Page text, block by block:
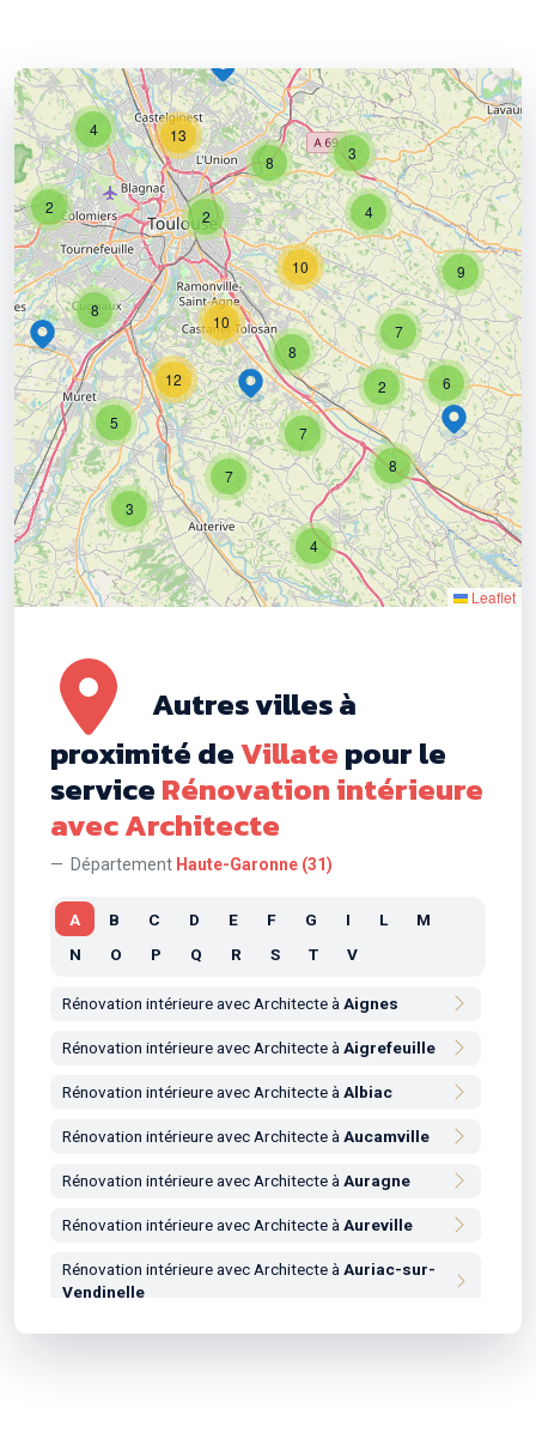
5
3
8
4
7
7
3
2
8
2
8
8
10
12
10
2
4 13
4
6
7
9
Leaflet
Autres villes à
proximité deVillatepour le
serviceRénovation intérieure
avec Architecte
Département Haute-Garonne (31)
A B C D E F G I L
M
N
O P Q R S T V
Rénovation intérieure avec Architecte à Aignes
Rénovation intérieure avec Architecte à Aigrefeuille
Rénovation intérieure avec Architecte à Albiac
Rénovation intérieure avec Architecte à Aucamville
Rénovation intérieure avec Architecte à Auragne
Rénovation intérieure avec Architecte à Aureville
Rénovation intérieure avec Architecte à Auriac-sur-
Vendinelle
Rénovation intérieure avec Architecte àAuribail